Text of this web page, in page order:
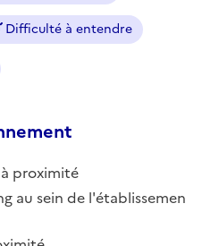
Difficulté à entendre
proximité
au sein de l'établissemen